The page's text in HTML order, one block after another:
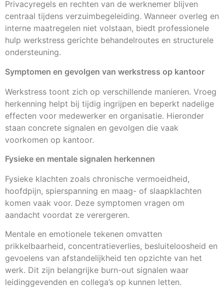
Privacyregels en rechten van de werknemer blijven
centraal tijdens verzuimbegeleiding. Wanneer overleg en
interne maatregelen niet volstaan, biedt professionele
hulp werkstress gerichte behandelroutes en structurele
ondersteuning.
Symptomen en gevolgen van werkstress op kantoor
Werkstress toont zich op verschillende manieren. Vroeg
herkenning helpt bij tijdig ingrijpen en beperkt nadelige
effecten voor medewerker en organisatie. Hieronder
staan concrete signalen en gevolgen die vaak
voorkomen op kantoor.
Fysieke en mentale signalen herkennen
Fysieke klachten zoals chronische vermoeidheid,
hoofdpijn, spierspanning en maag- of slaapklachten
komen vaak voor. Deze symptomen vragen om
aandacht voordat ze verergeren.
Mentale en emotionele tekenen omvatten
prikkelbaarheid, concentratieverlies, besluiteloosheid en
gevoelens van afstandelijkheid ten opzichte van het
werk. Dit zijn belangrijke burn-out signalen waar
leidinggevenden en collega’s op kunnen letten.